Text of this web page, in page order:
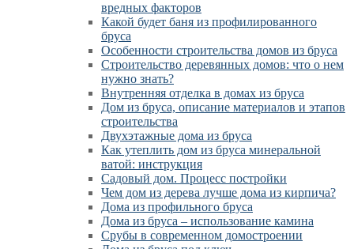
вредных факторов
Какой будет баня из профилированного
бруса
Особенности строительства домов из бруса
Строительство деревянных домов: что о нем
нужно знать?
Внутренняя отделка в домах из бруса
Дом из бруса, описание материалов и этапов
строительства
Двухэтажные дома из бруса
Как утеплить дом из бруса минеральной
ватой: инструкция
Садовый дом. Процесс постройки
Чем дом из дерева лучше дома из кирпича?
Дома из профильного бруса
Дома из бруса – использование камина
Срубы в современном домостроении